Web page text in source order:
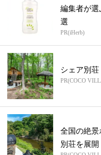
編集者が選
選
PR(iHerb)
シェア別
PR(COCO
全国の絶
別荘を展開